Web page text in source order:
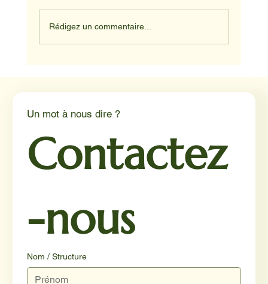
Rédigez un commentaire...
Un mot à nous dire ?
Contactez
-nous
Nom / Structure